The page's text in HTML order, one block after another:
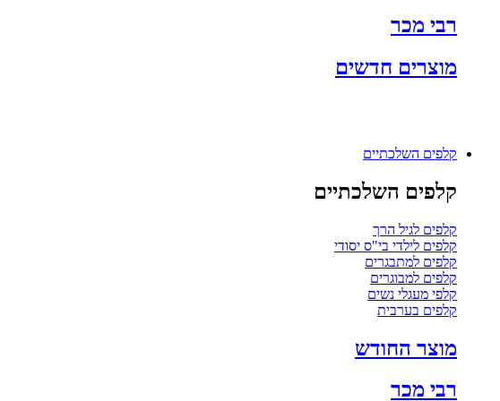
רבי מכר
מוצרים חדשים
קלפים השלכתיים
קלפים השלכתיים
קלפים לגיל הרך
קלפים לילדי בי"ס יסודי
קלפים למתבגרים
קלפים למבוגרים
קלפי מעגלי נשים
קלפים בערבית
מוצר החודש
רבי מכר